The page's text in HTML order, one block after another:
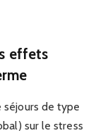
effets
séjours de type
sur le stress